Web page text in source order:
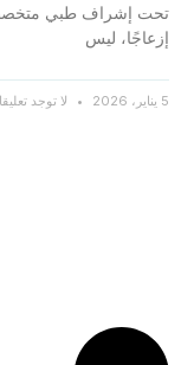
تحت إشراف طبي متخصص
إزعاجًا، ليس
5 يناير، 2026 لا توجد